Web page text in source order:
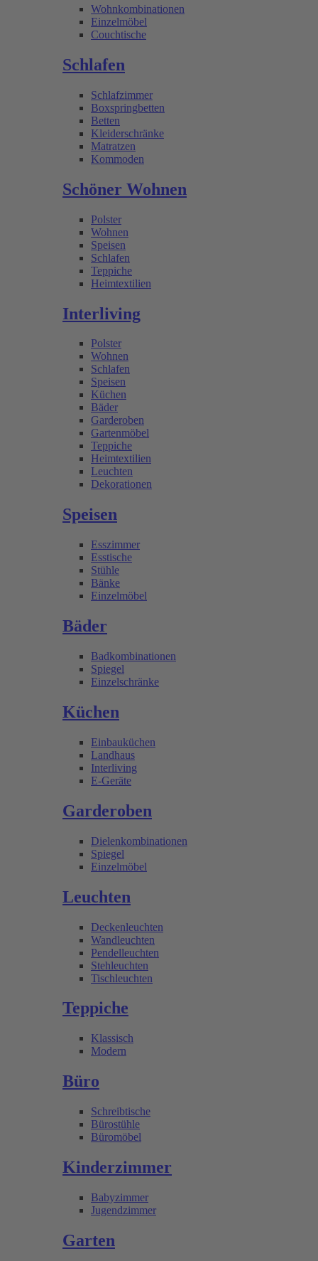
Wohnkombinationen
Einzelmöbel
Couchtische
Schlafen
Schlafzimmer
Boxspringbetten
Betten
Kleiderschränke
Matratzen
Kommoden
Schöner Wohnen
Polster
Wohnen
Speisen
Schlafen
Teppiche
Heimtextilien
Interliving
Polster
Wohnen
Schlafen
Speisen
Küchen
Bäder
Garderoben
Gartenmöbel
Teppiche
Heimtextilien
Leuchten
Dekorationen
Speisen
Esszimmer
Esstische
Stühle
Bänke
Einzelmöbel
Bäder
Badkombinationen
Spiegel
Einzelschränke
Küchen
Einbauküchen
Landhaus
Interliving
E-Geräte
Garderoben
Dielenkombinationen
Spiegel
Einzelmöbel
Leuchten
Deckenleuchten
Wandleuchten
Pendelleuchten
Stehleuchten
Tischleuchten
Teppiche
Klassisch
Modern
Büro
Schreibtische
Bürostühle
Büromöbel
Kinderzimmer
Babyzimmer
Jugendzimmer
Garten